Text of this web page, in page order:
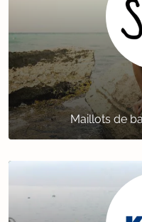
Maillots de